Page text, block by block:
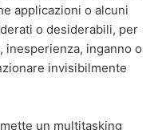
applicazioni o alcuni
o desiderabili, per
inesperienza, inganno o
invisibilmente
un multitasking